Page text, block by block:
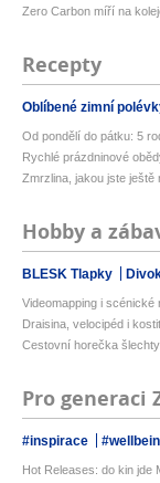
Zero Carbon míří na
Recepty
Oblíbené zimní
Od pondělí do pátku: 5
Rychlé prázdninové
Zmrzlina, jakou jste ještě
Hobby a
BLESK Tlapky
Videomapping i
Draisina, velocipéd i
Cestovní horečka
Pro generaci
#inspirace
Hot Releases: do kin jde